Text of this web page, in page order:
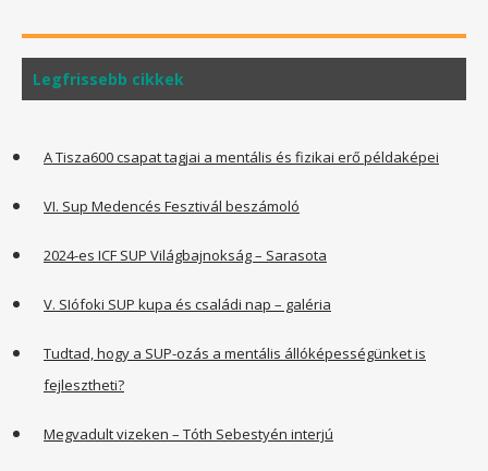
Legfrissebb cikkek
A Tisza600 csapat tagjai a mentális és fizikai erő példaképei
VI. Sup Medencés Fesztivál beszámoló
2024-es ICF SUP Világbajnokság – Sarasota
V. SIófoki SUP kupa és családi nap – galéria
Tudtad, hogy a SUP-ozás a mentális állóképességünket is
fejlesztheti?
Megvadult vizeken – Tóth Sebestyén interjú